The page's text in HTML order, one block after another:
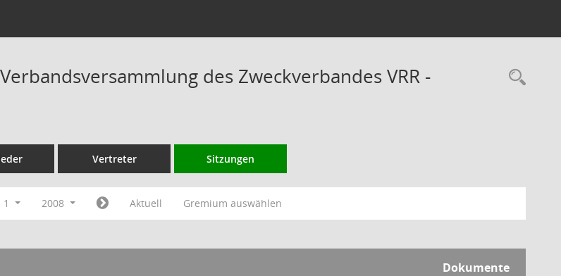
des Zweckverbandes VRR -
Vertreter Sitzungen
2008 Aktuell Gremium auswählen
Dokumente